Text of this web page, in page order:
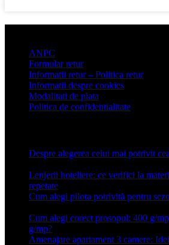
ANPC
Formular retur
Informatii retur – Politica retur
Informatii despre cookies
Modalitati de plata
Politica de confidentialitate
Despre alegerea celui mai potrivit
Lenjerii hoteliere: ce verifici la
repetate
Cum alegi pilota potrivită pentru
Cum alegi corect prosopul: 400 g/
g/mp?
Amenajare apartament 3 camere: